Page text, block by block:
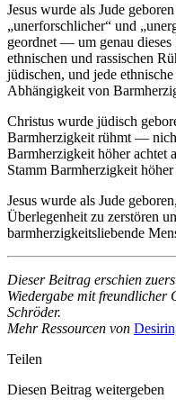
Jesus wurde als Jude
„unerforschlicher“ und
geordnet — um genau
ethnischen und rassischen
jüdischen, und jede
Abhängigkeit von
Christus wurde jüdisch
Barmherzigkeit rühmt —
Barmherzigkeit höher achtet
Stamm Barmherzigkeit
Jesus wurde als Jude
Überlegenheit zu zerstören
barmherzigkeitsliebende
Dieser Beitrag erschien
Wiedergabe mit freundlicher
Schröder.
Mehr Ressourcen von
Teilen
Diesen Beitrag weitergeben